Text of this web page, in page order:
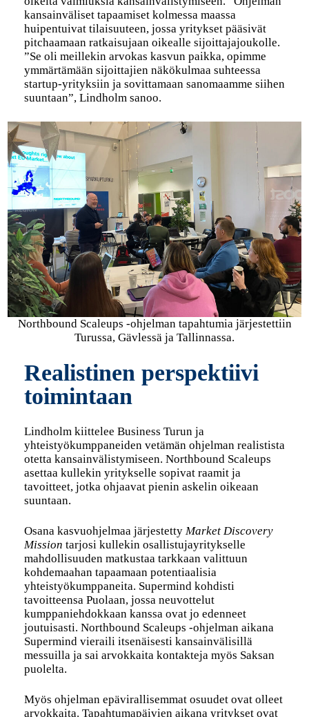
kansainväliset tapaamiset kolmessa maassa
huipentuivat tilaisuuteen, jossa yritykset pääsivät
pitchaamaan ratkaisujaan oikealle sijoittajajoukolle.
”Se oli meillekin arvokas kasvun paikka, opimme
ymmärtämään sijoittajien näkökulmaa suhteessa
startup-yrityksiin ja sovittamaan sanomaamme siihen
suuntaan”, Lindholm sanoo.
Northbound Scaleups -ohjelman tapahtumia järjestettiin
Turussa, Gävlessä ja Tallinnassa.
Realistinen perspektiivi
toimintaan
Lindholm kiittelee Business Turun ja
yhteistyökumppaneiden vetämän ohjelman realistista
otetta kansainvälistymiseen. Northbound Scaleups
asettaa kullekin yritykselle sopivat raamit ja
tavoitteet, jotka ohjaavat pienin askelin oikeaan
suuntaan.
Osana kasvuohjelmaa järjestetty Market Discovery
Mission tarjosi kullekin osallistujayritykselle
mahdollisuuden matkustaa tarkkaan valittuun
kohdemaahan tapaamaan potentiaalisia
yhteistyökumppaneita. Supermind kohdisti
tavoitteensa Puolaan, jossa neuvottelut
kumppaniehdokkaan kanssa ovat jo edenneet
joutuisasti. Northbound Scaleups -ohjelman aikana
Supermind vieraili itsenäisesti kansainvälisillä
messuilla ja sai arvokkaita kontakteja myös Saksan
puolelta.
Myös ohjelman epävirallisemmat osuudet ovat olleet
arvokkaita. Tapahtumapäivien aikana yritykset ovat